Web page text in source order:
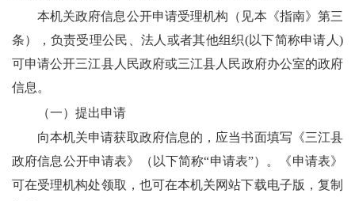
本机关政府信息公开申请受理机构（见本《指南》第三
条），负责受理公民、法人或者其他组织(以下简称申请人)
可申请公开三江县人民政府或三江县 人民政府办公室的政府
信息。
（一）提出申请
向本机关申请获取政府信息的，应当书面填写《三江县
政府信息公开申请表》
（以下简称“申请表”） 。《申请表》
可在受理机构处领取，也可在本机关网站下载电子版，复制